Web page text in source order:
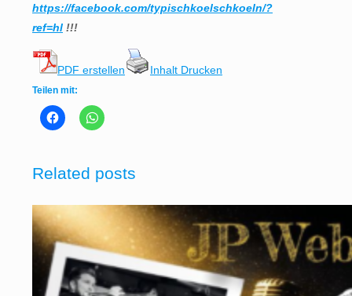
https://facebook.com/typischkoelschkoeln/?
ref=hl !!!
PDF erstellen Inhalt Drucken
Teilen mit:
Related posts